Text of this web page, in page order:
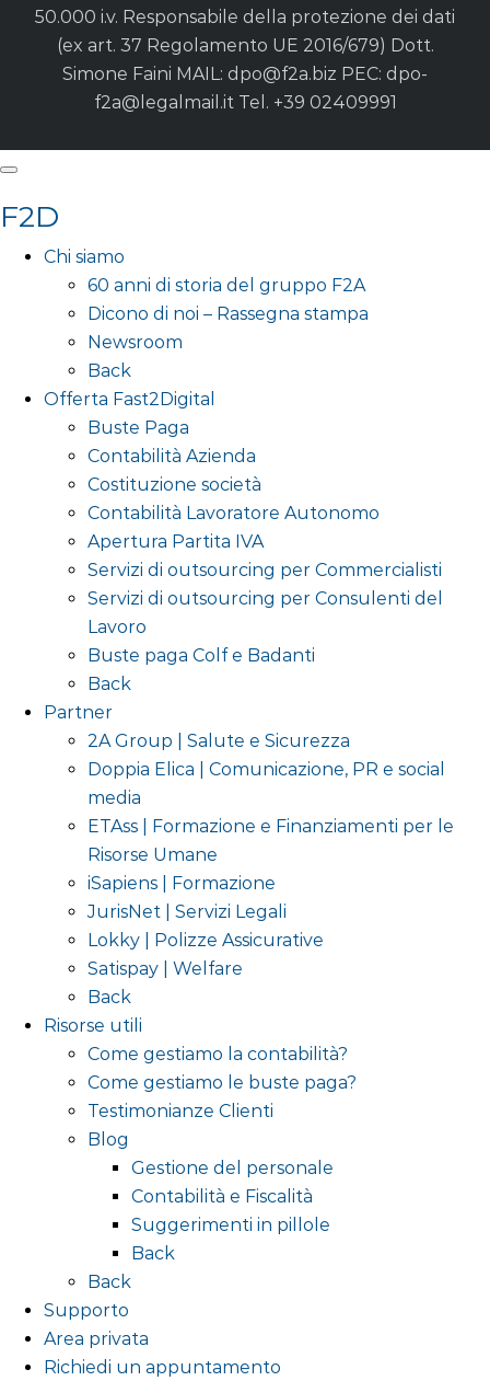
50.000 i.v. Responsabile della protezione dei dati
(ex art. 37 Regolamento UE 2016/679) Dott.
Simone Faini MAIL: dpo@f2a.biz PEC: dpo-
f2a@legalmail.itTel. +39 02409991
F2D
Chi siamo
60 anni di storia del gruppo F2A
Dicono di noi – Rassegna stampa
Newsroom
Back
Offerta Fast2Digital
Buste Paga
Contabilità Azienda
Costituzione società
Contabilità Lavoratore Autonomo
Apertura Partita IVA
Servizi di outsourcing per Commercialisti
Servizi di outsourcing per Consulenti del
Lavoro
Buste paga Colf e Badanti
Back
Partner
2A Group | Salute e Sicurezza
Doppia Elica | Comunicazione, PR e social
media
ETAss | Formazione e Finanziamenti per le
Risorse Umane
iSapiens | Formazione
JurisNet | Servizi Legali
Lokky | Polizze Assicurative
Satispay | Welfare
Back
Risorse utili
Come gestiamo la contabilità?
Come gestiamo le buste paga?
Testimonianze Clienti
Blog
Gestione del personale
Contabilità e Fiscalità
Suggerimenti in pillole
Back
Back
Supporto
Area privata
Richiedi un appuntamento